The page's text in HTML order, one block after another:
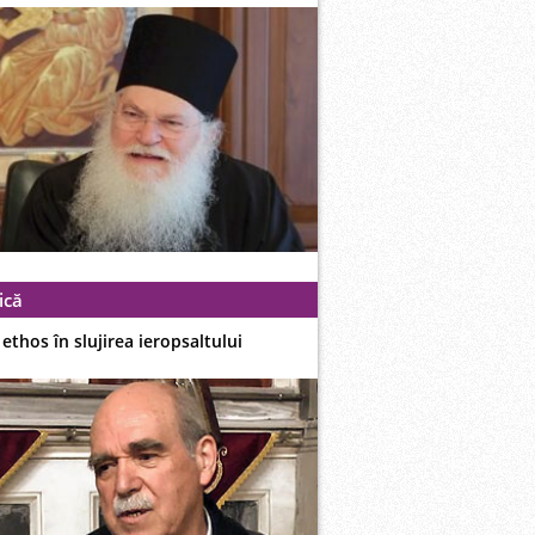
în slujirea ieropsaltului